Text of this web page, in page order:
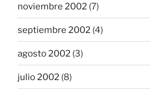
noviembre 2002 (7)
septiembre 2002 (4)
agosto 2002 (3)
julio 2002 (8)